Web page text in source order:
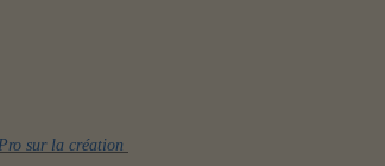
sur la création